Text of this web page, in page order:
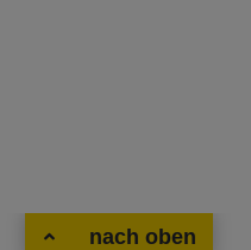
nach oben